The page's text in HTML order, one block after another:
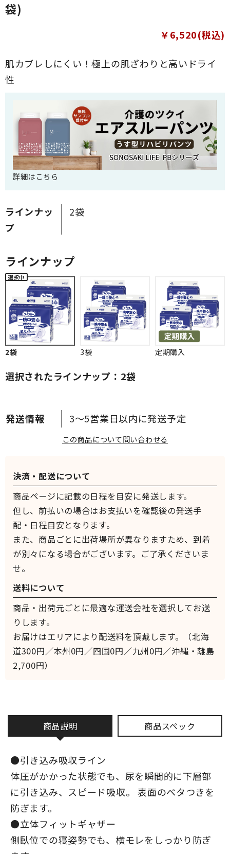
袋)
肌カブレしにくい！極上の肌ざわりと高いドライ
性
￥6,520(税込)
ラインナッ
プ
2袋
3～5営業日以内に発送予定
ラインナップ
2袋 3袋 定期購入
選択されたラインナップ：2袋
この商品について問い合わせる
詳細はこちら
商品説明 商品スペック
●引き込み吸収ライン
体圧がかかった状態でも、尿を瞬間的に下層部
に引き込み、スピード吸収。 表面のベタつきを
防ぎます。
●立体フィットギャザー
側臥位での寝姿勢でも、横モレをしっかり防ぎ
決済・配送について
商品ページに記載の日程を目安に発送します。
但し、前払いの場合はお支払いを確認後の発送手
配・日程目安となります。
また、商品ごとに出荷場所が異なりますため、到着
が別々になる場合がございます。ご了承くださいま
せ。
送料について
商品・出荷元ごとに最適な運送会社を選択してお送
りします。
お届けはエリアにより配送料を頂戴します。（北海
道300円／本州0円／四国0円／九州0円／沖縄・離島
2,700円）